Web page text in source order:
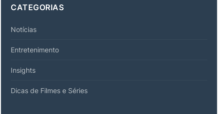
CATEGORIAS
Notícias
Entretenimento
Insights
Dicas de Filmes e Séries